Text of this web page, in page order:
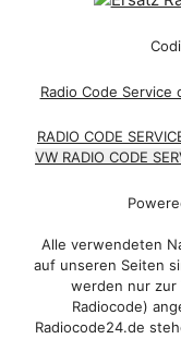
Radio Code Service
RADIO CODE
VW RADIO CODE
Alle verwendeten
auf unseren Seiten
werden nur zur
Radiocode)
Radiocode24.de